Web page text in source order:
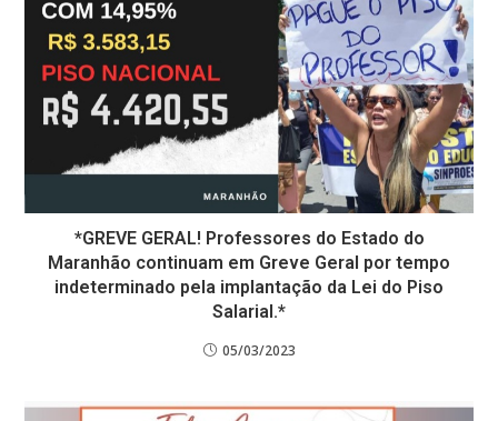
*GREVE GERAL! Professores do Estado do
Maranhão continuam em Greve Geral por tempo
indeterminado pela implantação da Lei do Piso
Salarial.*
05/03/2023